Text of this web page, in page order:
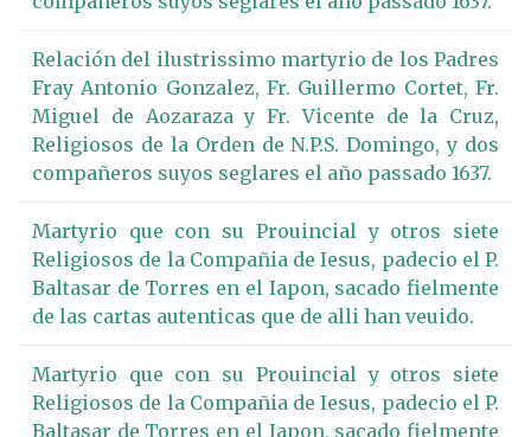
Relación del ilustrissimo martyrio de los Padres
Fray Antonio Gonzalez, Fr. Guillermo Cortet, Fr.
Miguel de Aozaraza y Fr. Vicente de la Cruz,
Religiosos de la Orden de N.P.S. Domingo, y dos
compañeros suyos seglares el año passado 1637.
Martyrio que con su Prouincial y otros siete
Religiosos de la Compañia de Iesus, padecio el P.
Baltasar de Torres en el Iapon, sacado fielmente
de las cartas autenticas que de alli han veuido.
Martyrio que con su Prouincial y otros siete
Religiosos de la Compañia de Iesus, padecio el P.
Baltasar de Torres en el Iapon, sacado fielmente